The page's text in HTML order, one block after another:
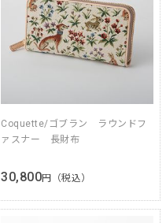
Coquette/ゴブラン ラウンドフ
ァスナー 長財布
30,800円（税込）